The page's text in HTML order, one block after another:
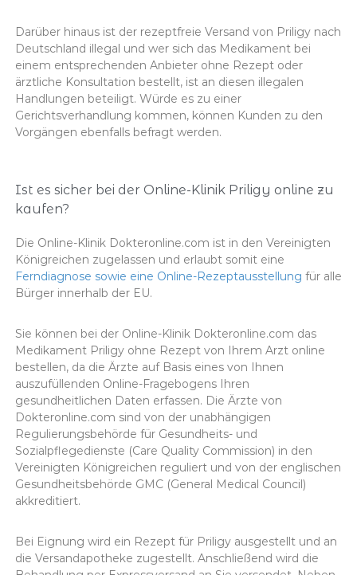
Darüber hinaus ist der rezeptfreie Versand von Priligy nach
Deutschland illegal und wer sich das Medikament bei
einem entsprechenden Anbieter ohne Rezept oder
ärztliche Konsultation bestellt, ist an diesen illegalen
Handlungen beteiligt. Würde es zu einer
Gerichtsverhandlung kommen, können Kunden zu den
Vorgängen ebenfalls befragt werden.
Ist es sicher bei der Online-Klinik Priligy online zu
kaufen?
Die Online-Klinik Dokteronline.com ist in den Vereinigten
Königreichen zugelassen und erlaubt somit eine
Ferndiagnose sowie eine Online-Rezeptausstellung für alle
Bürger innerhalb der EU.
Sie können bei der Online-Klinik Dokteronline.com das
Medikament Priligy ohne Rezept von Ihrem Arzt online
bestellen, da die Ärzte auf Basis eines von Ihnen
auszufüllenden Online-Fragebogens Ihren
gesundheitlichen Daten erfassen. Die Ärzte von
Dokteronline.com sind von der unabhängigen
Regulierungsbehörde für Gesundheits- und
Sozialpflegedienste (Care Quality Commission) in den
Vereinigten Königreichen reguliert und von der englischen
Gesundheitsbehörde GMC (General Medical Council)
akkreditiert.
Bei Eignung wird ein Rezept für Priligy ausgestellt und an
die Versandapotheke zugestellt. Anschließend wird die